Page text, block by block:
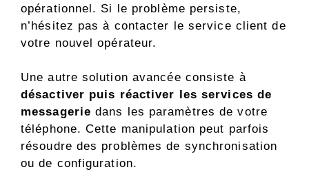
opérationnel. Si le problème persiste,
n’hésitez pas à contacter le service client de
votre nouvel opérateur.
Une autre solution avancée consiste à
désactiver puis réactiver les services de
messagerie dans les paramètres de votre
téléphone. Cette manipulation peut parfois
résoudre des problèmes de synchronisation
ou de configuration.